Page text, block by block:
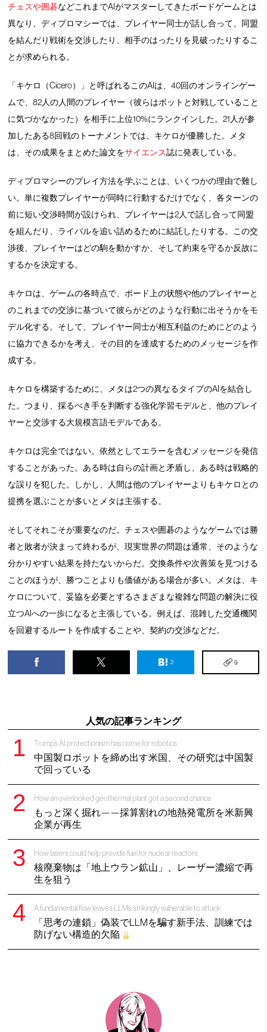
チェスや囲碁などこれまでAIがマスターしてきたボードゲームとは
異なり、ディプロマシーでは、プレイヤー同士が話し合って、同盟
を結んだり戦術を交渉したり、相手のはったりを見破ったりするこ
とが求められる。
「キケロ（Cicero）」と呼ばれるこのAIは、40回のオンラインゲー
ムで、82人の人間のプレイヤー（彼らはボットと対戦していること
に気づかなかった）を相手に上位10%にランクインした。21人が参
加したある8回戦のトーナメントでは、キケロが優勝した。メタ
は、その成果をまとめた論文をサイエンス誌に発表している。
ディプロマシーのプレイ方法を学ぶことは、いくつかの理由で難し
い。単に複数プレイヤーが同時に行動するだけでなく、各ターンの
前に短い交渉時間が設けられ、プレイヤーは2人で話し合って同盟
を組んだり、ライバルを追い詰めるために結託したりする。この交
渉後、プレイヤーはどの駒を動かすか、そして約束を守るか反故に
するかを決定する。
キケロは、ゲームの各時点で、ボード上の状態や他のプレイヤーと
のこれまでの交渉に基づいて彼らがどのような行動に出そうかをモ
デル化する。そして、プレイヤー同士が相互利益のためにどのよう
に協力できるかを考え、その目的を達成するためのメッセージを作
成する。
キケロを構築するために、メタは2つの異なるタイプのAIを結合し
た。つまり、採るべき手を判断する強化学習モデルと、他のプレイ
ヤーと交渉する大規模言語モデルである。
キケロは完全ではない。依然としてエラーを含むメッセージを発信
することがあった。ある時は自らの計画と矛盾し、ある時は戦略的
な誤りを犯した。しかし、人間は他のプレイヤーよりもキケロとの
提携を選ぶことが多いとメタは主張する。
そしてそれこそが重要なのだ。チェスや囲碁のようなゲームでは勝
者と敗者が決まって終わるが、現実世界の問題は通常、そのような
分かりやすい結果を持たないからだ。交換条件や次善策を見つける
ことのほうが、勝つことよりも価値がある場合が多い。メタは、キ
ケロについて、妥協を必要とするさまざまな複雑な問題の解決に役
立つAIへの一歩になると主張している。例えば、混雑した交通機関
を回避するルートを作成することや、契約の交渉などだ。
2 9
人気の記事ランキング
Trump’s AI protectionism has come for robotics
中国製ロボットを締め出す米国、その研究は中国製
で回っている
How an overlooked geothermal plant got a second chance
もっと深く掘れ——採算割れの地熱発電所を米新興
企業が再生
How lasers could help provide fuel for nuclear reactors
核廃棄物は「地上ウラン鉱山」、レーザー濃縮で再
生を狙う
A fundamental flaw leaves LLMs strikingly vulnerable to attack
「思考の連鎖」偽装でLLMを騙す新手法、訓練では
防げない構造的欠陥